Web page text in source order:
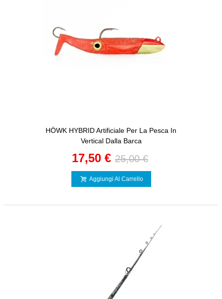
HÖWK HYBRID Artificiale Per La Pesca In
Vertical Dalla Barca
17,50 € 25,00 €
Aggiungi Al Carrello